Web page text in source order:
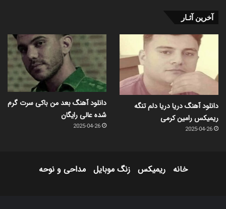
آخرین آثـار
دانلود آهنگ دریا دریا دلم تنگه
ریمیکس رامین کرمی
2025-04-26
دانلود آهنگ بعد من باکی سرت گرم
شده عالی رایگان
2025-04-26
خانه ریمیکس زنگ موبایل مداحی و نوحه